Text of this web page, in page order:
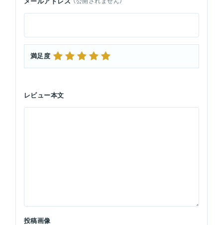
満足度
レビュー本文
投稿画像